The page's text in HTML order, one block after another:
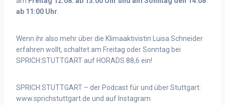
ab 11:00 Uhr
Wenn ihr also mehr über die Klimaaktivistin Luisa Schneider
erfahren wollt, schaltet am Freitag oder Sonntag bei
SPRICH:STUTTGART auf HORADS 88,6 ein!
SPRICH:STUTTGART – der Podcast für und über Stuttgart:
www.sprichstuttgart.de und auf Instagram